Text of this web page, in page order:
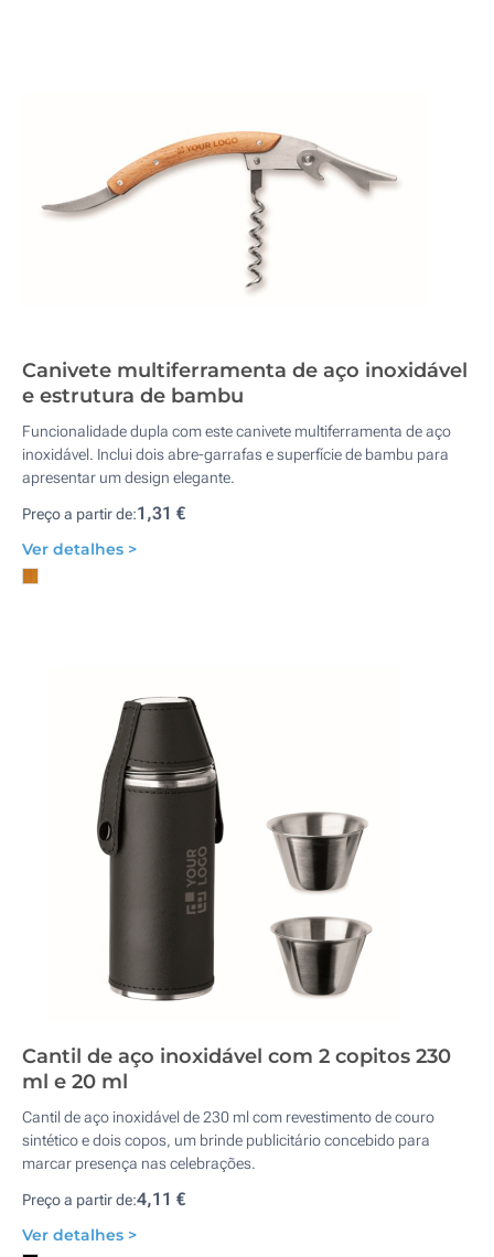
Canivete multiferramenta de aço inoxidável
e estrutura de bambu
Funcionalidade dupla com este canivete multiferramenta de aço
inoxidável. Inclui dois abre-garrafas e superfície de bambu para
apresentar um design elegante.
Preço a partir de:1,31 €
Ver detalhes >
Cantil de aço inoxidável com 2 copitos 230
ml e 20 ml
Cantil de aço inoxidável de 230 ml com revestimento de couro
sintético e dois copos, um brinde publicitário concebido para
marcar presença nas celebrações.
Preço a partir de:4,11 €
Ver detalhes >